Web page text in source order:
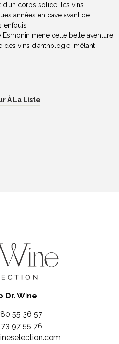
d’un corps solide, les vins
années en cave avant de
Esmonin mène cette belle aventure
vins d’anthologie, mêlant
À La Liste
Dr. Wine
55 36 57
97 55 76